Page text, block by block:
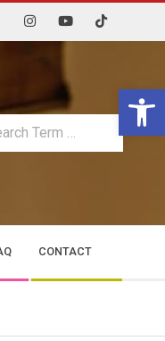
CONTACT